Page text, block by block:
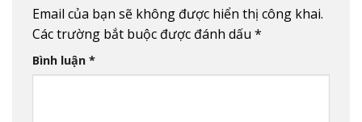
Email của bạn sẽ không được hiển thị công khai.
Các trường bắt buộc được đánh dấu *
Bình luận *